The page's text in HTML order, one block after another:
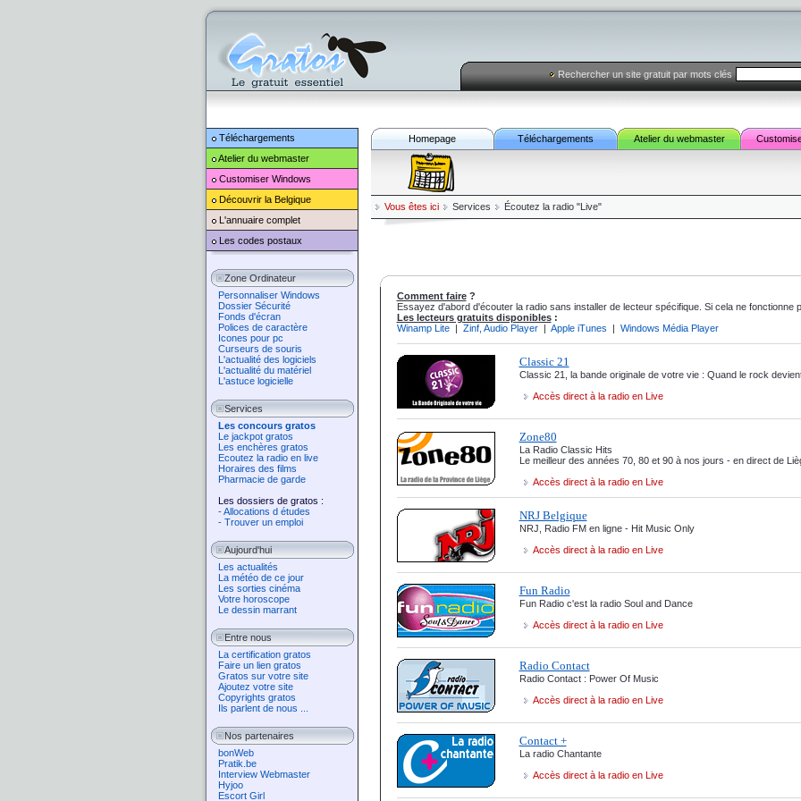
Rechercher un site gratuit par mots clés
Téléchargements
Atelier du webmaster
Customiser Windows
Découvrir la Belgique
L'annuaire complet
Les codes postaux
Zone Ordinateur
Personnaliser Windows
Dossier Sécurité
Fonds d'écran
Polices de caractère
Icones pour pc
Curseurs de souris
L'actualité des logiciels
L'actualité du matériel
L'astuce logicielle
Services
Les concours gratos
Le jackpot gratos
Les enchères gratos
Ecoutez la radio en live
Horaires des films
Pharmacie de garde
Les dossiers de gratos :
- Allocations d études
- Trouver un emploi
Aujourd'hui
Les actualités
La météo de ce jour
Les sorties cinéma
Votre horoscope
Le dessin marrant
Entre nous
La certification gratos
Faire un lien gratos
Gratos sur votre site
Ajoutez votre site
Copyrights gratos
Ils parlent de nous ...
Nos partenaires
bonWeb
Pratik.be
Interview Webmaster
Hyjoo
Escort Girl
Homepage Téléchargements Atelier du webmaster
Vous êtes ici Services Écoutez la radio "Live"
Comment faire?
Essayez d'abord d'écouter la radio sans installer de lecteur spécifique. Si cela ne fonctionne
Les lecteurs gratuits disponibles:
Winamp Lite| Zinf, Audio Player| Apple iTunes | Windows Média Player
Classic 21
Classic 21, la bande originale de votre vie : Quand le rock
Accès direct à la radio en Live
Zone80
La Radio Classic Hits
Le meilleur des années 70, 80 et 90 à nos jours - en direct de
Accès direct à la radio en Live
NRJ Belgique
NRJ, Radio FM en ligne - Hit Music Only
Accès direct à la radio en Live
Fun Radio
Fun Radio c'est la radio Soul and Dance
Accès direct à la radio en Live
Radio Contact
Radio Contact : Power Of Music
Accès direct à la radio en Live
Contact +
La radio Chantante
Accès direct à la radio en Live